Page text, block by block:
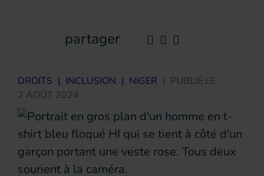
partager
DROITS | INCLUSION | NIGER | PUBLIÉ LE
2 AOÛT 2024